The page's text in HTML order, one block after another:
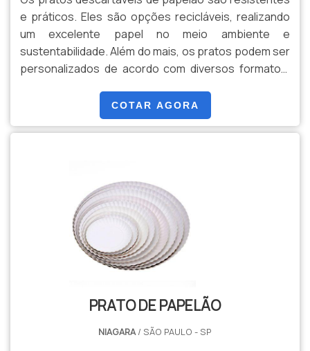
e práticos. Eles são opções recicláveis, realizando
um excelente papel no meio ambiente e
sustentabilidade. Além do mais, os pratos podem ser
personalizados de acordo com diversos formatos,
cliente.O PRODUTO GARANTE PRATICIDADE A
DIVERSOS EVENTOSOs pratinhos são muito
utilizados para a organização de alimentos como
COTAR AGORA
PRATO DE PAPELÃO
NIAGARA/ SÃO PAULO - SP